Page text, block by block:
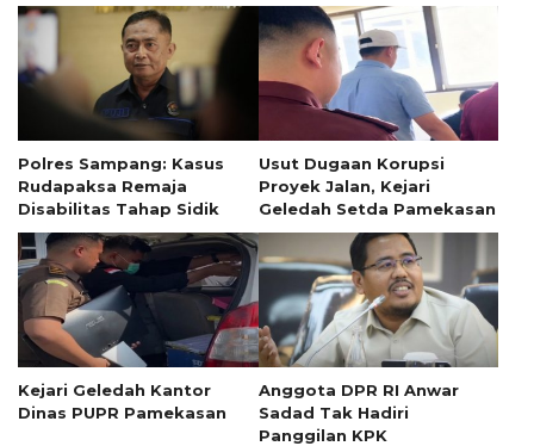
Polres Sampang: Kasus
Rudapaksa Remaja
Disabilitas Tahap Sidik
Usut Dugaan Korupsi
Proyek Jalan, Kejari
Geledah Setda Pamekasan
Kejari Geledah Kantor
Dinas PUPR Pamekasan
Anggota DPR RI Anwar
Sadad Tak Hadiri
Panggilan KPK